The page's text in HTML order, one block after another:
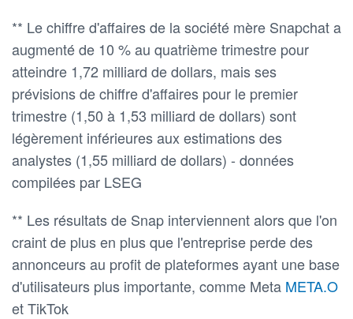
** Le chiffre d'affaires de la société mère Snapchat a
augmenté de 10 % au quatrième trimestre pour
atteindre 1,72 milliard de dollars, mais ses
prévisions de chiffre d'affaires pour le premier
trimestre (1,50 à 1,53 milliard de dollars) sont
légèrement inférieures aux estimations des
analystes (1,55 milliard de dollars) - données
compilées par LSEG
** Les résultats de Snap interviennent alors que l'on
craint de plus en plus que l'entreprise perde des
annonceurs au profit de plateformes ayant une base
d'utilisateurs plus importante, comme Meta META.O
et TikTok